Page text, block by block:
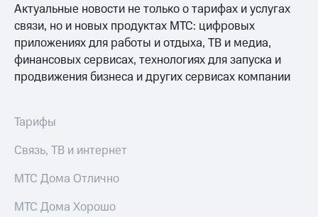
Актуальные новости не только о тарифах и услугах
связи, но и новых продуктах МТС: цифровых
приложениях для работы и отдыха, ТВ и медиа,
финансовых сервисах, технологиях для запуска и
продвижения бизнеса и других сервисах компании
Тарифы
Связь, ТВ и интернет
МТС Дома Отлично
МТС Дома Хорошо